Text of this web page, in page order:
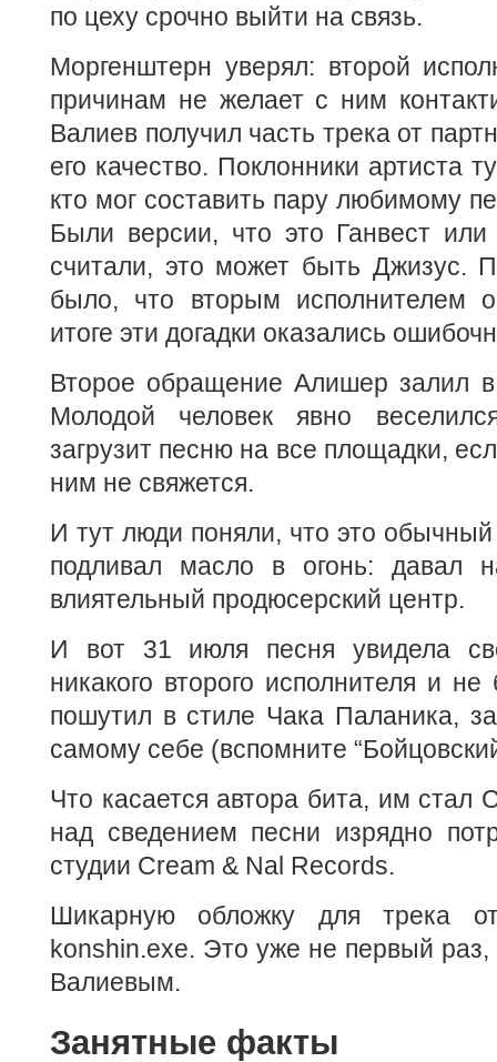
по цеху срочно выйти на связь.
Моргенштерн уверял: второй
причинам не желает с ним
Валиев получил часть трека от
его качество. Поклонники артиста
кто мог составить пару любимому
Были версии, что это Ганвест
считали, это может быть Джизус.
было, что вторым исполнителем
итоге эти догадки оказались
Второе обращение Алишер залил
Молодой человек явно
загрузит песню на все площадки,
ним не свяжется.
И тут люди поняли, что это
подливал масло в огонь: давал
влиятельный продюсерский центр.
И вот 31 июля песня увидела
никакого второго исполнителя и
пошутил в стиле Чака Паланика,
самому себе (вспомните
Что касается автора бита, им стал
над сведением песни изрядно
студии Cream & Nal Records.
Шикарную обложку для трека
konshin.exe. Это уже не первый раз,
Валиевым.
Занятные факты